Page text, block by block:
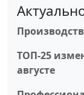
ТОП-25
августе